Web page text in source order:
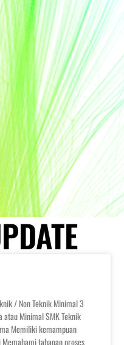
/ Non Teknik Minimal 3
atau Minimal SMK Teknik
Memiliki kemampuan
tahapan proses